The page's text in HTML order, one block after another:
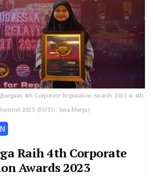
4th Corporate Reputation Awards 2023 & 4th
2023. (FOTO: Jasa Marga)
Raih 4th Corporate
Awards 2023